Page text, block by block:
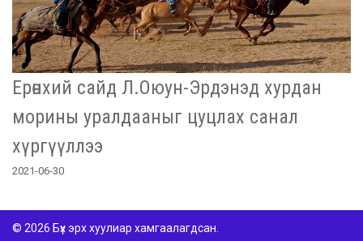
Ерөнхий сайд Л.Оюун-Эрдэнэд хурдан
морины уралдааныг цуцлах санал
хүргүүллээ
2021-06-30
© 2026 Бүх эрх хуулиар хамгаалагдсан.